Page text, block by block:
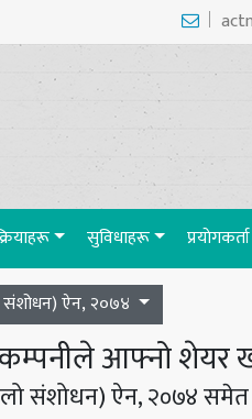
सुविधाहरू
संशोधन) ऐन, २०७४
आफ्नो शेयर
संशोधन) ऐन, २०७४